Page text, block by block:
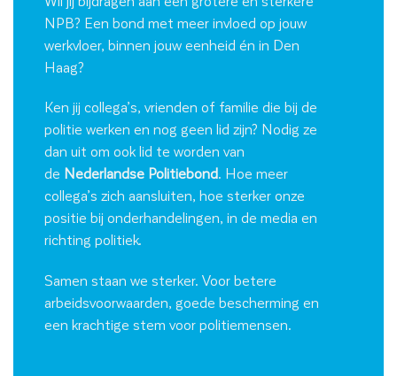
NPB? Een bond met meer invloed op jouw
werkvloer, binnen jouw eenheid én in Den
Haag?
Ken jij collega’s, vrienden of familie die bij de
politie werken en nog geen lid zijn? Nodig ze
dan uit om ook lid te worden van
de Nederlandse Politiebond. Hoe meer
collega’s zich aansluiten, hoe sterker onze
positie bij onderhandelingen, in de media en
richting politiek.
Samen staan we sterker. Voor betere
arbeidsvoorwaarden, goede bescherming en
een krachtige stem voor politiemensen.